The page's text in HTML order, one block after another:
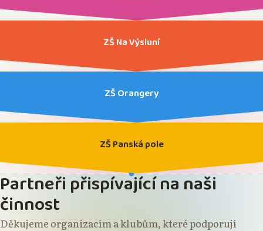
ZŠ Na Výsluní
ZŠ Orangery
ZŠ Panská pole
Partneři přispívající na naši
činnost
Děkujeme organizacím a klubům, které podporují